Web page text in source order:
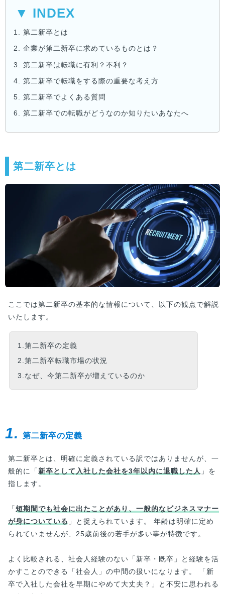
▼ INDEX
1. 第二新卒とは
2. 企業が第二新卒に求めているものとは？
3. 第二新卒は転職に有利？不利？
4. 第二新卒で転職をする際の重要な考え方
5. 第二新卒でよくある質問
6. 第二新卒での転職がどうなのか知りたいあなたへ
第二新卒とは
ここでは第二新卒の基本的な情報について、以下の観点で解説
いたします。
1.第二新卒の定義
2.第二新卒転職市場の状況
3.なぜ、今第二新卒が増えているのか
1. 第二新卒の定義
第二新卒とは、明確に定義されている訳ではありませんが、一
般的に「新卒として入社した会社を3年以内に退職した人 」を
指します。
「短期間でも社会に出たことがあり、一般的なビジネスマナー
が身についている 」と捉えられています。 年齢は明確に定め
られていませんが、25歳前後の若手が多い事が特徴です。
よく比較される、社会人経験のない「新卒・既卒」と経験を活
かすことのできる「社会人」の中間の扱いになります。 「新
卒で入社した会社を早期にやめて大丈夫？」と不安に思われる